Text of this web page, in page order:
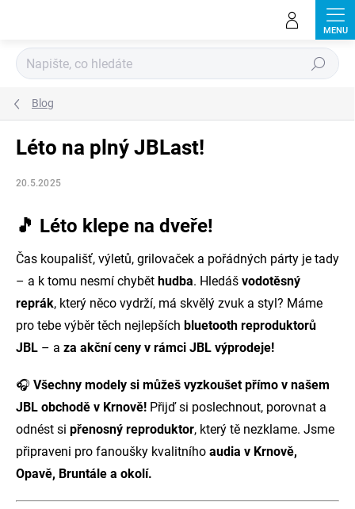
Hledat
Blog
Léto na plný JBLast!
20.5.2025
🎵 Léto klepe na dveře!
Čas koupališť, výletů, grilovaček a pořádných párty je tady
– a k tomu nesmí chybět hudba. Hledáš vodotěsný
reprák, který něco vydrží, má skvělý zvuk a styl? Máme
pro tebe výběr těch nejlepších bluetooth reproduktorů
JBL – a za akční ceny v rámci JBL výprodeje!
🎧 Všechny modely si můžeš vyzkoušet přímo v našem
JBL obchodě v Krnově! Přijď si poslechnout, porovnat a
odnést si přenosný reproduktor, který tě nezklame. Jsme
připraveni pro fanoušky kvalitního audia v Krnově,
Opavě, Bruntále a okolí.